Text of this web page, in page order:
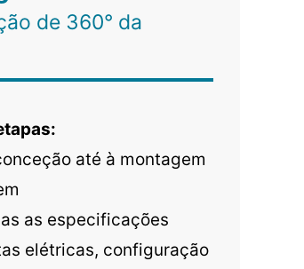
de 360° da
até à montagem
as especificações
elétricas, configuração